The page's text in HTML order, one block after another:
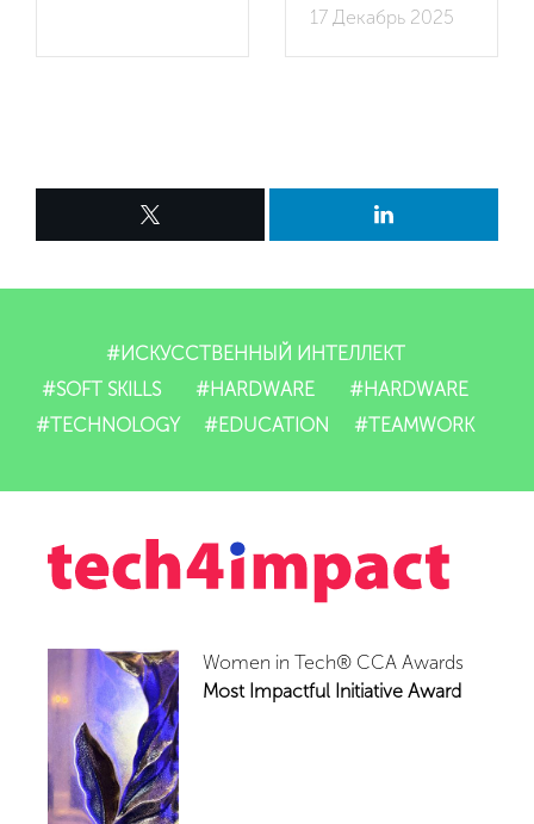
17 Декабрь 2025
#ИСКУССТВЕННЫЙ ИНТЕЛЛЕКТ
#SOFT SKILLS
#HARDWARE
#HARDWARE
#TECHNOLOGY
#EDUCATION #TEAMWORK
Women in Tech® CCA Awards
Most Impactful Initiative Award